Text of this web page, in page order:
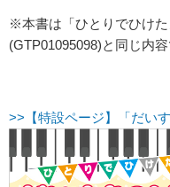
※本書は「ひとりでひけた
(GTP01095098)と同じ内容
>>【特設ページ】「だい